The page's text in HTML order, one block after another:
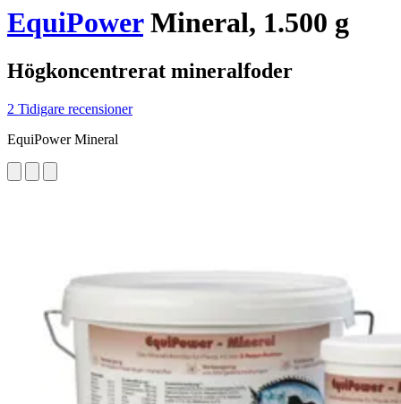
EquiPowerMineral, 1.500 g
Högkoncentrerat mineralfoder
2 Tidigare recensioner
EquiPower Mineral